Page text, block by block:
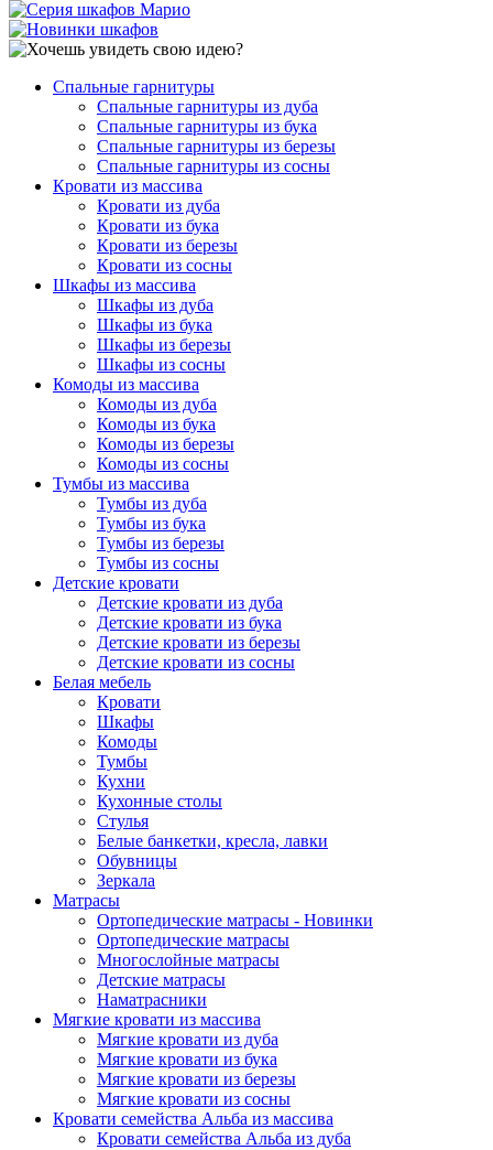
Спальные гарнитуры
Спальные гарнитуры из дуба
Спальные гарнитуры из бука
Спальные гарнитуры из березы
Спальные гарнитуры из сосны
Кровати из массива
Кровати из дуба
Кровати из бука
Кровати из березы
Кровати из сосны
Шкафы из массива
Шкафы из дуба
Шкафы из бука
Шкафы из березы
Шкафы из сосны
Комоды из массива
Комоды из дуба
Комоды из бука
Комоды из березы
Комоды из сосны
Тумбы из массива
Тумбы из дуба
Тумбы из бука
Тумбы из березы
Тумбы из сосны
Детские кровати
Детские кровати из дуба
Детские кровати из бука
Детские кровати из березы
Детские кровати из сосны
Белая мебель
Кровати
Шкафы
Комоды
Тумбы
Кухни
Кухонные столы
Стулья
Белые банкетки, кресла, лавки
Обувницы
Зеркала
Матрасы
Ортопедические матрасы - Новинки
Ортопедические матрасы
Многослойные матрасы
Детские матрасы
Наматрасники
Мягкие кровати из массива
Мягкие кровати из дуба
Мягкие кровати из бука
Мягкие кровати из березы
Мягкие кровати из сосны
Кровати семейства Альба из массива
Кровати семейства Альба из дуба